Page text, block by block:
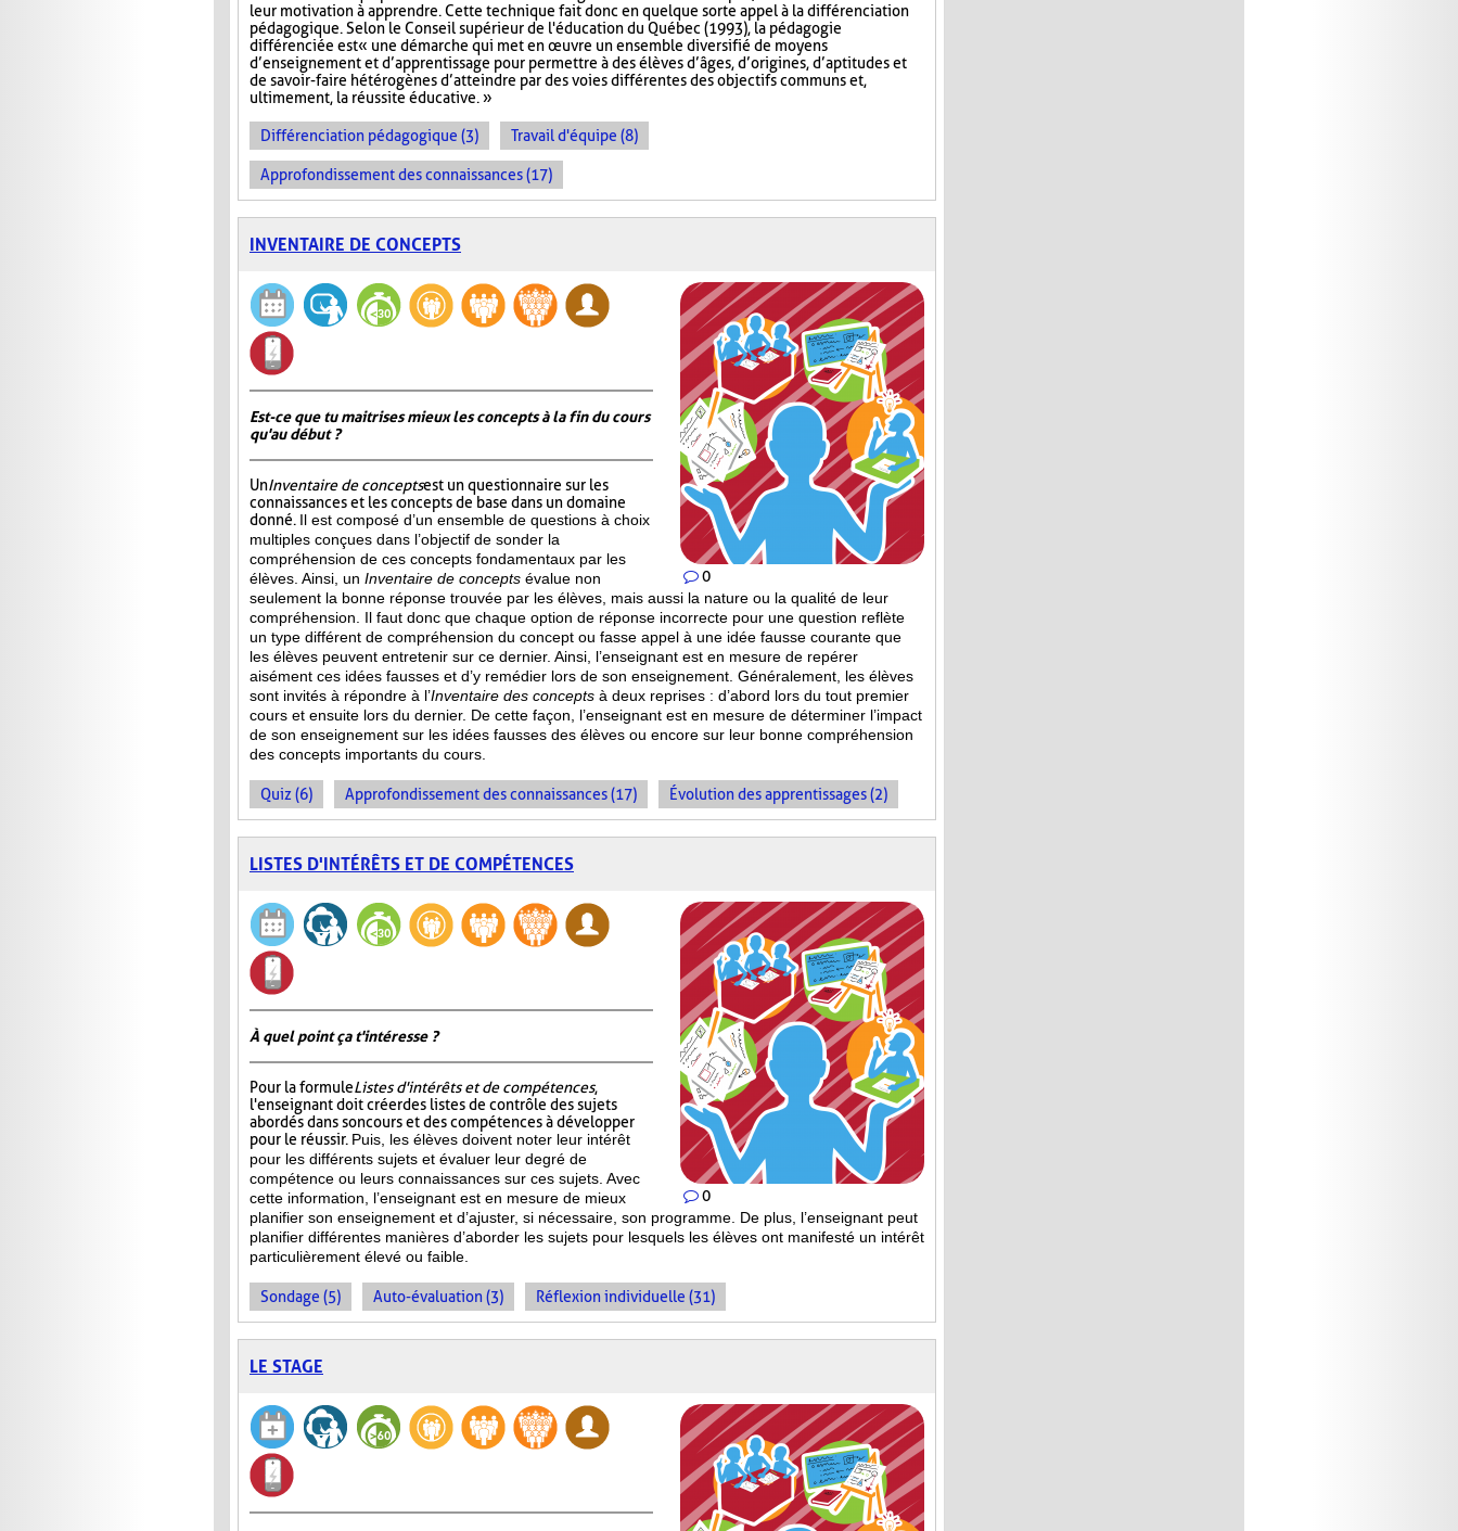
leur motivation à apprendre. Cette technique fait donc en quelque sorte appel à la différenciation
pédagogique. Selon le Conseil supérieur de l'éducation du Québec (1993), la pédagogie
différenciée est « une démarche qui met en œuvre un ensemble diversifié de moyens
d’enseignement et d’apprentissage pour permettre à des élèves d’âges, d’origines, d’aptitudes et
de savoir-faire hétérogènes d’atteindre par des voies différentes des objectifs communs et,
ultimement, la réussite éducative. »
Différenciation pédagogique (3) Travail d'équipe (8)
Approfondissement des connaissances (17)
INVENTAIRE DE CONCEPTS
0
Est-ce que tu maitrises mieux les concepts à la fin du cours
qu'au début ?
UnInventaire de conceptsest un questionnaire sur les
connaissances et les concepts de base dans un domaine
donné. Il est composé d’un ensemble de questions à choix
multiples conçues dans l’objectif de sonder la
compréhension de ces concepts fondamentaux par les
élèves. Ainsi, un Inventaire de concepts évalue non
seulement la bonne réponse trouvée par les élèves, mais aussi la nature ou la qualité de leur
compréhension. Il faut donc que chaque option de réponse incorrecte pour une question reflète
un type différent de compréhension du concept ou fasse appel à une idée fausse courante que
les élèves peuvent entretenir sur ce dernier. Ainsi, l’enseignant est en mesure de repérer
aisément ces idées fausses et d’y remédier lors de son enseignement. Généralement, les élèves
sont invités à répondre à l’Inventaire des concepts à deux reprises : d’abord lors du tout premier
cours et ensuite lors du dernier. De cette façon, l’enseignant est en mesure de déterminer l’impact
de son enseignement sur les idées fausses des élèves ou encore sur leur bonne compréhension
des concepts importants du cours.
Quiz (6) Approfondissement des connaissances (17) Évolution des apprentissages (2)
LISTES D'INTÉRÊTS ET DE COMPÉTENCES
0
À quel point ça t'intéresse ?
Pour la formuleListes d'intérêts et de compétences,
l'enseignant doit créer des listes de contrôle des sujets
abordés dans son cours et des compétences à développer
pour le réussir. Puis, les élèves doivent noter leur intérêt
pour les différents sujets et évaluer leur degré de
compétence ou leurs connaissances sur ces sujets. Avec
cette information, l’enseignant est en mesure de mieux
planifier son enseignement et d’ajuster, si nécessaire, son programme. De plus, l’enseignant peut
planifier différentes manières d’aborder les sujets pour lesquels les élèves ont manifesté un intérêt
particulièrement élevé ou faible.
Sondage (5) Auto-évaluation (3) Réflexion individuelle (31)
LE STAGE